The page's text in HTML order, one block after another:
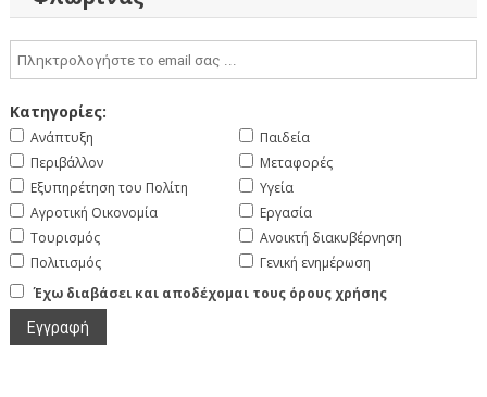
Κατηγορίες:
Ανάπτυξη
Περιβάλλον
Εξυπηρέτηση του Πολίτη
Αγροτική Οικονομία
Τουρισμός
Πολιτισμός
Παιδεία
Μεταφορές
Υγεία
Εργασία
Ανοικτή διακυβέρνηση
Γενική ενημέρωση
Έχω διαβάσει και αποδέχομαι τους όρους χρήσης